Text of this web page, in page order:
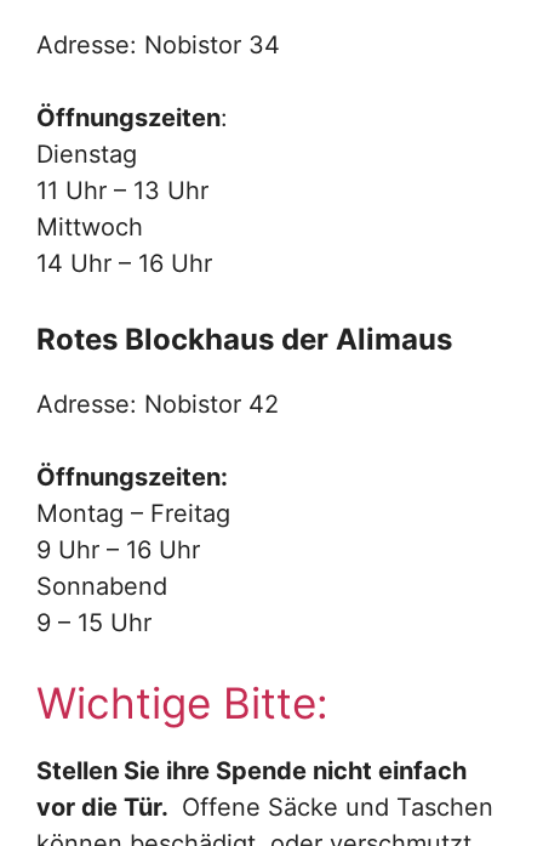
Adresse: Nobistor 34
Öffnungszeiten:
Dienstag
11 Uhr – 13 Uhr
Mittwoch
14 Uhr – 16 Uhr
Rotes Blockhaus der Alimaus
Adresse: Nobistor 42
Öffnungszeiten:
Montag – Freitag
9 Uhr – 16 Uhr
Sonnabend
9 – 15 Uhr
Wichtige Bitte:
Stellen Sie ihre Spende nicht einfach
vor die Tür. Offene Säcke und Taschen